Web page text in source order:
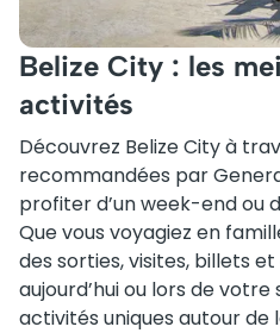
Belize City : les
activités
Découvrez Belize City à
recommandées par
profiter d’un week-end ou
Que vous voyagiez en
des sorties, visites, billets
aujourd’hui ou lors de votre
activités uniques autour de